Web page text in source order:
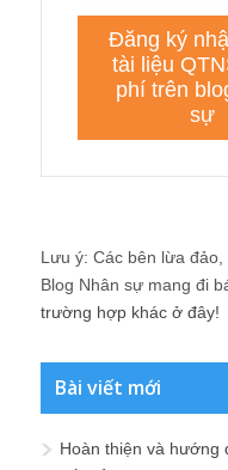
Lưu ý: Các bên lừa đảo,
Blog Nhân sự mang đi
trường hợp khác ở đây!
Bài viết mới
Hoàn thiện và hướng